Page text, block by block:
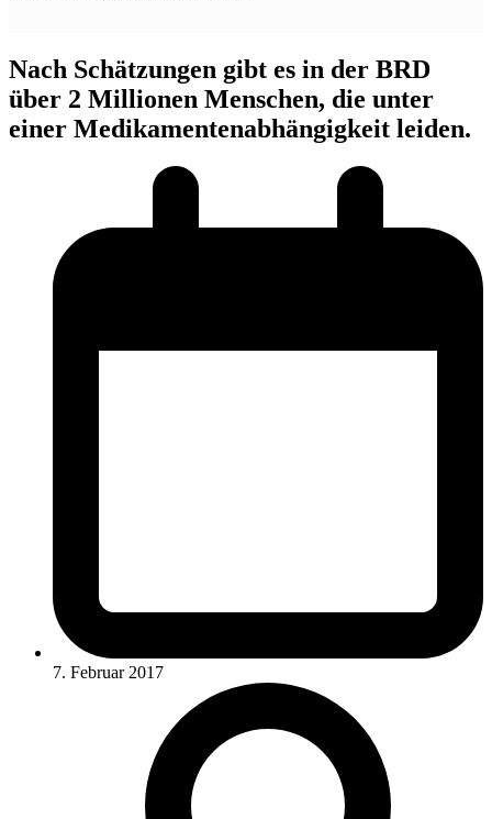
Nach Schätzungen gibt es in der BRD
über 2 Millionen Menschen, die unter
einer Medikamentenabhängigkeit leiden.
7. Februar 2017